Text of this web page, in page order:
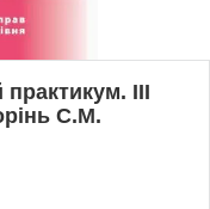
III
С.М.